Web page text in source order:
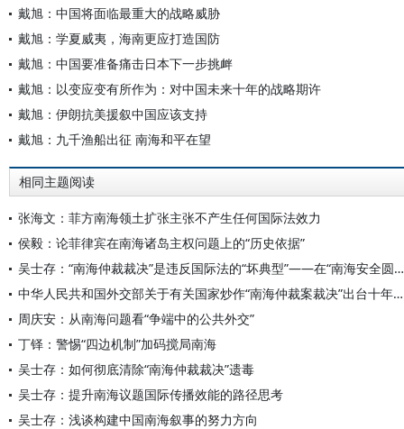
戴旭：中国将面临最重大的战略威胁
戴旭：学夏威夷，海南更应打造国防
戴旭：中国要准备痛击日本下一步挑衅
戴旭：以变应变有所作为：对中国未来十年的战略期许
戴旭：伊朗抗美援叙中国应该支持
戴旭：九千渔船出征 南海和平在望
相同主题阅读
张海文：菲方南海领土扩张主张不产生任何国际法效力
侯毅：论菲律宾在南海诸岛主权问题上的“历史依据”
吴士存：“南海仲裁裁决”是违反国际法的“坏典型”——在“南海安全圆桌对话”暨《南海仲裁案裁决新批驳》发布会上的主旨演讲
中华人民共和国外交部关于有关国家炒作“南海仲裁案裁决”出台十年的声明
周庆安：从南海问题看“争端中的公共外交”
丁铎：警惕“四边机制”加码搅局南海
吴士存：如何彻底清除“南海仲裁裁决”遗毒
吴士存：提升南海议题国际传播效能的路径思考
吴士存：浅谈构建中国南海叙事的努力方向